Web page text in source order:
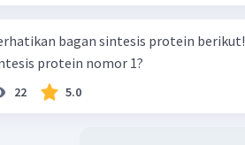
bagan sintesis protein berikut! a. Sebutkan nama dan fungsi dalam
protein nomor 1?
22 5.0